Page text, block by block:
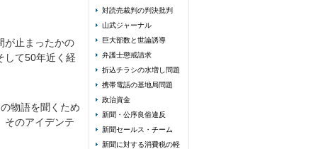
が止まったかの
して50年近く経
物語を聞くため
そのアイデンテ
対読売裁判の判決批判
山武ジャーナル
巨大部数と世論誘導
弁護士懲戒請求
折込チラシの水増し問題
携帯電話の基地局問題
政治資金
新聞・公序良俗違反
新聞セールス・チーム
新聞に対する消費税の軽